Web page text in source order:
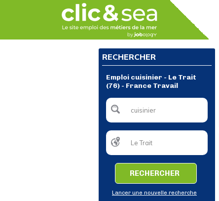
RECHERCHER
Emploi cuisinier - Le Trait
(76) - France Travail
RECHERCHER
Lancer une nouvelle recherche